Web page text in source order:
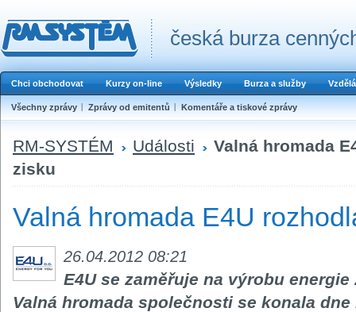
česká burza
Chci obchodovat Kurzy on-line Výsledky Burza a služby
Všechny zprávy Zprávy od emitentů Komentáře a tiskové zprávy
RM-SYSTÉM Události
Valná hromada
zisku
Valná hromada E4U
26.04.2012 08:21
E4U se zaměřuje na výrobu
Valná hromada společnosti se konala dne